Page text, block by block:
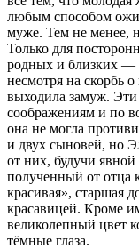
любым способом
муже. Тем не менее,
Только для
родных и близких —
несмотря на скорбь
выходила замуж.
соображениям и по
она не могла
и двух сыновей, но
от них, будучи
полученный от отца
красивая», старшая
красавицей. Кроме
великолепный цвет
тёмные глаза.